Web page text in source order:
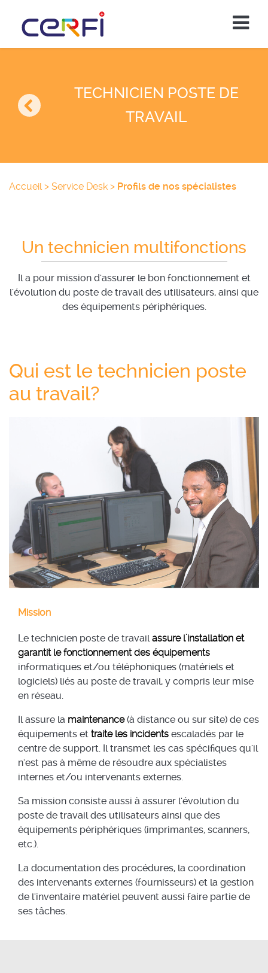
TECHNICIEN POSTE DE
TRAVAIL
Accueil> Service Desk > Profils de nos spécialistes
Un technicien multifonctions
Il a pour mission d'assurer le bon fonctionnement et
l'évolution du poste de travail des utilisateurs, ainsi que
des équipements périphériques.
Qui est le technicien poste
au travail?
Mission
Le technicien poste de travailassure l'installation et
garantit le fonctionnement des équipements
informatiques et/ou téléphoniques (matériels et
logiciels) liés au poste de travail, y compris leur mise
en réseau.
Il assure la maintenance(à distance ou sur site) de ces
équipements et traite les incidents escaladés par le
centre de support. Il transmet les cas spécifiques qu'il
n'est pas à même de résoudre aux spécialistes
internes et/ou intervenants externes.
Sa mission consiste aussi à assurer l'évolution du
poste de travail des utilisateurs ainsi que des
équipements périphériques (imprimantes, scanners,
etc.).
La documentation des procédures, la coordination
des intervenants externes (fournisseurs) et la gestion
de l'inventaire matériel peuvent aussi faire partie de
ses tâches.